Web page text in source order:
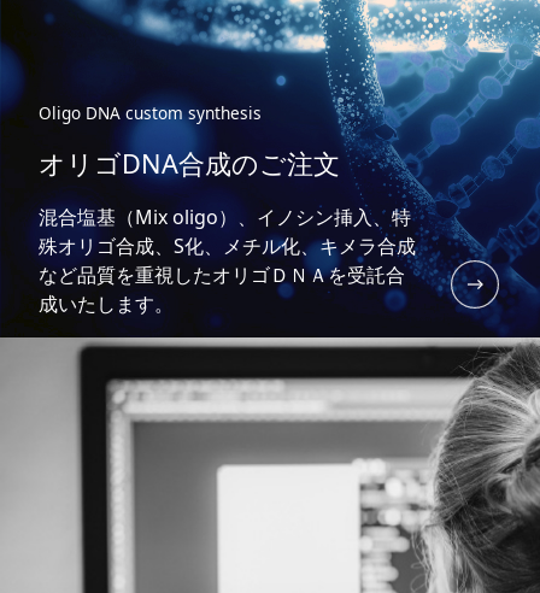
Oligo DNA custom synthesis
オリゴDNA合成のご注文
混合塩基（Mix oligo）、イノシン挿入、特
殊オリゴ合成、S化、メチル化、キメラ合成
など品質を重視したオリゴＤＮＡを受託合
成いたします。